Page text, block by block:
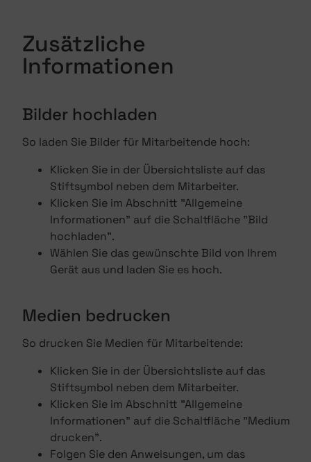
Zusätzliche
Informationen
Bilder hochladen
So laden Sie Bilder für Mitarbeitende hoch:
Klicken Sie in der Übersichtsliste auf das
Stiftsymbol neben dem Mitarbeiter.
Klicken Sie im Abschnitt "Allgemeine
Informationen" auf die Schaltfläche "Bild
hochladen".
Wählen Sie das gewünschte Bild von Ihrem
Gerät aus und laden Sie es hoch.
Medien bedrucken
So drucken Sie Medien für Mitarbeitende:
Klicken Sie in der Übersichtsliste auf das
Stiftsymbol neben dem Mitarbeiter.
Klicken Sie im Abschnitt "Allgemeine
Informationen" auf die Schaltfläche "Medium
drucken".
Folgen Sie den Anweisungen, um das